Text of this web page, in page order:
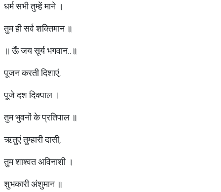
धर्म सभी तुम्हें माने ।
तुम ही सर्व शक्तिमान ॥
॥ ऊँ जय सूर्य भगवान..॥
पूजन करती दिशाएं,
पूजे दश दिक्पाल ।
तुम भुवनों के प्रतिपाल ॥
ऋतुएं तुम्हारी दासी,
तुम शाश्वत अविनाशी ।
शुभकारी अंशुमान ॥